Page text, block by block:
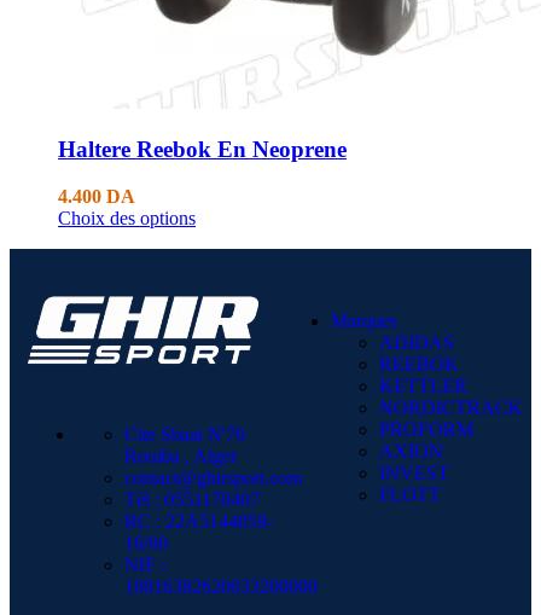
Haltere Reebok En Neoprene
4.400 DA
Choix des options
Cite Sbaat N'70
Rouiba , Alger
contact@ghirsport.com
Tél : 0551170407
RC : 22A5144059-
16/00
NIF :
18816382620033200000
Marques
ADIDAS
REEBOK
KETTLER
NORDICTRACK
PROFORM
AXION
INVEST
FLOTT